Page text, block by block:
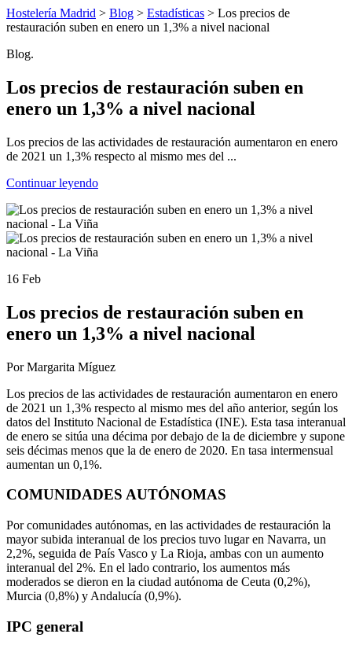
Hostelería Madrid > Blog > Estadísticas > Los precios de
restauración suben en enero un 1,3% a nivel nacional
Blog.
Los precios de restauración suben en
enero un 1,3% a nivel nacional
Los precios de las actividades de restauración aumentaron en enero
de 2021 un 1,3% respecto al mismo mes del ...
Continuar leyendo
16 Feb
Los precios de restauración suben en
enero un 1,3% a nivel nacional
Por Margarita Míguez
Los precios de las actividades de restauración aumentaron en enero
de 2021 un 1,3% respecto al mismo mes del año anterior, según los
datos del Instituto Nacional de Estadística (INE). Esta tasa interanual
de enero se sitúa una décima por debajo de la de diciembre y supone
seis décimas menos que la de enero de 2020. En tasa intermensual
aumentan un 0,1%.
COMUNIDADES AUTÓNOMAS
Por comunidades autónomas, en las actividades de restauración la
mayor subida interanual de los precios tuvo lugar en Navarra, un
2,2%, seguida de País Vasco y La Rioja, ambas con un aumento
interanual del 2%. En el lado contrario, los aumentos más
moderados se dieron en la ciudad autónoma de Ceuta (0,2%),
Murcia (0,8%) y Andalucía (0,9%).
IPC general